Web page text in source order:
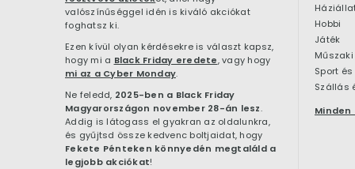
valószínűséggel idén is kiváló akciókat
foghatsz ki.
Ezen kívül olyan kérdésekre is választ kapsz,
hogy mi a Black Friday eredete, vagy hogy
mi az a Cyber Monday.
Ne feledd, 2025-ben a Black Friday
Magyarországon november 28-án lesz.
Addig is látogass el gyakran az oldalunkra,
és gyűjtsd össze kedvenc boltjaidat, hogy
Fekete Pénteken könnyedén megtaláld a
legjobb akciókat!
Hobbi
Játék
Sport
Szállás